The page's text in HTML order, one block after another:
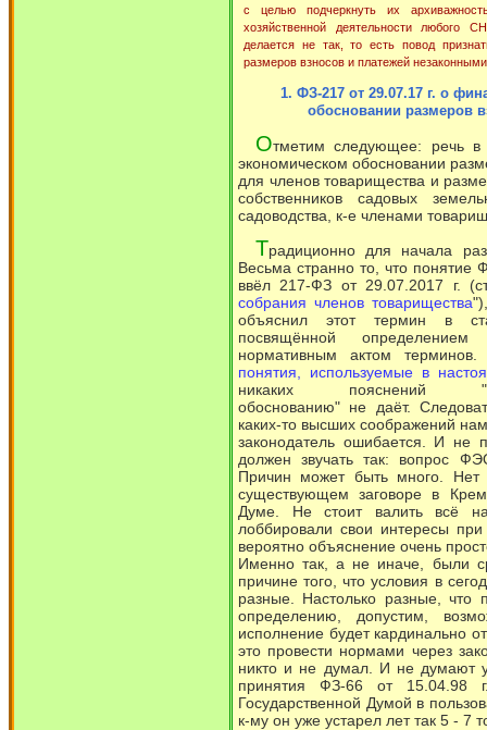
с целью подчеркнуть их
хозяйственной деятельности любого
делается не так, то есть повод
размеров взносов и платежей
1. ФЗ-217 от 29.07.17 г. о
обосновании размеров
Отметим следующее: речь в
экономическом обосновании
для членов товарищества и
собственников садовых
садоводства, к-е членами
Традиционно для начала
Весьма странно то, что
ввёл 217-ФЗ от 29.07.2017 г.
собрания членов товарищества
объяснил этот термин в
посвящённой определением
нормативным актом
понятия, используемые в
никаких пояснений
обоснованию" не даёт.
каких-то высших соображений
законодатель ошибается. И не
должен звучать так: вопрос
Причин может быть много. Нет
существующем заговоре в
Думе. Не стоит валить всё
лоббировали свои интересы
вероятно объяснение очень
Именно так, а не иначе, были
причине того, что условия в
разные. Настолько разные, что
определению, допустим,
исполнение будет кардинально
это провести нормами через
никто и не думал. И не думают
принятия ФЗ-66 от 15.04.98
Государственной Думой в
к-му он уже устарел лет так 5 - 7